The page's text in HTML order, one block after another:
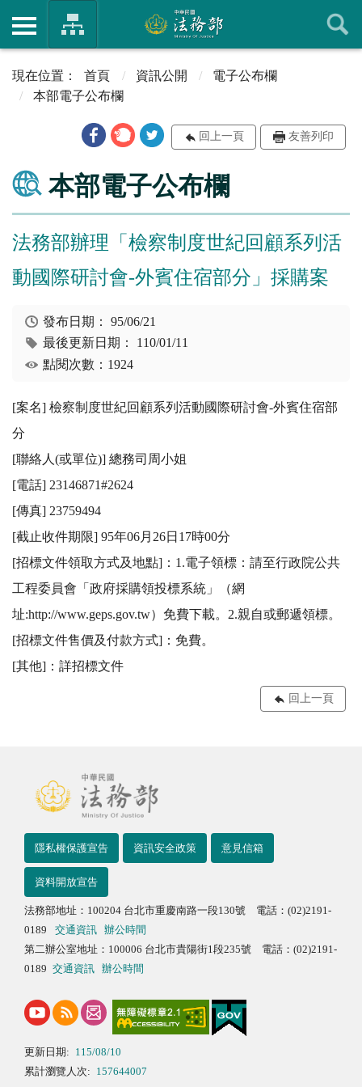
首頁 資訊公開
電子公布欄
本部電子公布欄
回上一頁 友善列印
本部電子公布欄
法務部辦理「檢察制度世紀回顧系列活
動國際研討會-外賓住宿部分」採購案
發布日期：95/06/21
最後更新日期： 110/01/11
點閱次數：1924
[案名] 檢察制度世紀回顧系列活動國際研討會-外賓住宿部
分
[聯絡人(或單位)] 總務司周小姐
[電話] 23146871#2624
[傳真] 23759494
[截止收件期限] 95年06月26日17時00分
[招標文件領取方式及地點]：1.電子領標：請至行政院公共
工程委員會「政府採購領投標系統」（網
址:http://www.geps.gov.tw）免費下載。2.親自或郵遞領標。
[招標文件售價及付款方式]：免費。
[其他]：詳招標文件
回上一頁
隱私權保護宣告 資訊安全政策 意見信箱
資料開放宣告
法務部地址：100204 台北市重慶南路一段130號 電話：(02)2191-
0189
交通資訊
辦公時間
第二辦公室地址：100006 台北市貴陽街1段235號 電話：(02)2191-
0189 交通資訊 辦公時間
更新日期: 115/08/10
累計瀏覽人次: 157644007